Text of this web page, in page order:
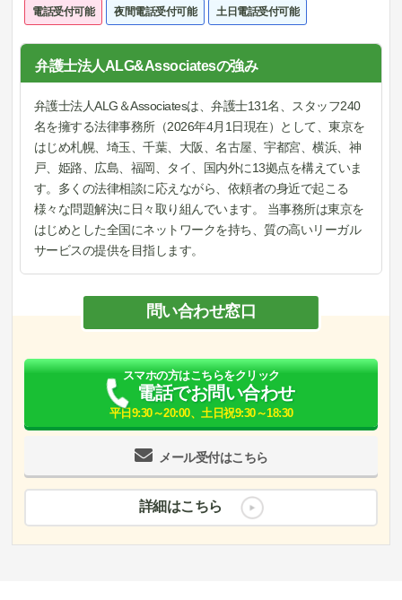
電話受付可能 夜間電話受付可能 土日電話受付可能
弁護士法人ALG&Associatesの強み
弁護士法人ALG＆Associatesは、弁護士131名、スタッフ240
名を擁する法律事務所（2026年4月1日現在）として、東京を
はじめ札幌、埼玉、千葉、大阪、名古屋、宇都宮、横浜、神
戸、姫路、広島、福岡、タイ、国内外に13拠点を構えていま
す。多くの法律相談に応えながら、依頼者の身近で起こる
様々な問題解決に日々取り組んでいます。 当事務所は東京を
はじめとした全国にネットワークを持ち、質の高いリーガル
サービスの提供を目指します。
問い合わせ窓口
メール受付はこちら
スマホの方はこちらをクリック
電話でお問い合わせ
平日9:30～20:00、土日祝9:30～18:30
詳細はこちら